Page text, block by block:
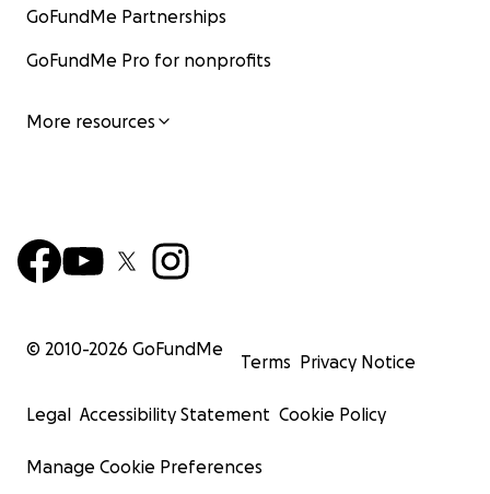
GoFundMe Partnerships
GoFundMe Pro for nonprofits
More resources
© 2010-2026 GoFundMe
Terms Privacy Notice
Legal Accessibility Statement Cookie Policy
Manage Cookie Preferences